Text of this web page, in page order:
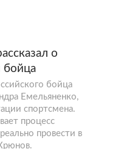
о
бойца
бойца
Емельяненко,
спортсмена.
процесс
провести в